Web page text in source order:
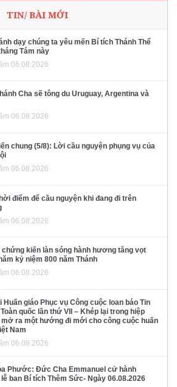
TIN/ BÀI MỚI
dạy chúng ta yêu mến Bí tích Thánh Thể
Tám này
06.08.2026
Cha sẽ tông du Uruguay, Argentina và
06.08.2026
chung (5/8): Lời cầu nguyện phụng vụ của
06.08.2026
điểm để cầu nguyện khi đang đi trên
06.08.2026
kiến làn sóng hành hương tăng vọt
kỷ niệm 800 năm Thánh
06.08.2026
Huấn giáo Phục vụ Công cuộc loan báo Tin
quốc lần thứ VII – Khép lại trong hiệp
mở ra một hướng đi mới cho công cuộc huấn
Nam
06.08.2026
Phước: Đức Cha Emmanuel cử hành
lễ ban Bí tích Thêm Sức- Ngày 06.08.2026